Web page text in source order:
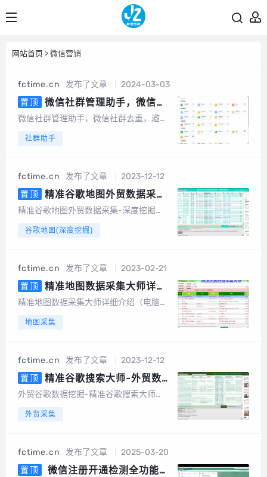
网站首页 > 微信营销
fctime.cn 发布了文章
2024-03-03
置顶
微信社群管理助手，微信社
群去重，含社群引流、社群运营、
自动回复、清理僵尸粉等等智能功
微信社群管理助手，微信社群去重，邀请
端开发的群管辅助软件，为团队及企业提
开。2、另外，也有企微版必销客，企销
客可以...
社群助手
fctime.cn 发布了文章
2023-12-12
置顶
精准谷歌地图外贸数据采集-
深度挖掘（电脑版）
精准谷歌地图外贸数据采集-深度挖掘
基于谷歌地图数据采集的软件，可以采集
词采集、一键采集邮箱、一键导出、数据
去重等，更...
谷歌地图(深度挖掘)
fctime.cn 发布了文章
2023-02-21
置顶
精准地图数据采集大师详细
介绍（电脑版，手机版）
精准地图数据采集大师详细介绍（电脑
精准地图数据采集大师安卓手机版是一款
地图采集
fctime.cn 发布了文章
2023-12-12
置顶
精准谷歌搜索大师-外贸数据
挖掘营销（电脑版）
外贸谷歌数据挖掘-精准谷歌搜索大师
以google搜索引擎作为基础进行智能数据
acebook、linkin、twitt...
外贸采集
fctime.cn 发布了文章
2025-03-20
置顶
微信注册开通检测全功能